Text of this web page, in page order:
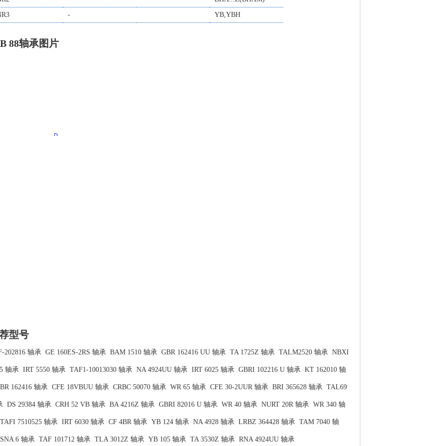
- YB,YBH
88轴承图片
型号
202816 轴承 GE 160ES-2RS 轴承 BAM 1510 轴承 GBR 162416 UU 轴承 TA 1725Z 轴承 TALM2520 轴承 NBXI
轴承 IRT 5550 轴承 TAF1-10013030 轴承 NA 4924UU 轴承 IRT 6025 轴承 GBRI 102216 U 轴承 KT 162010 轴
BR 162416 轴承 CFE 18VBUU 轴承 CRBC 50070 轴承 WR 65 轴承 CFE 30-2UUR 轴承 BRI 365628 轴承 TAL69
DS 29384 轴承 CRH 52 VB 轴承 BA 4216Z 轴承 GBRI 82016 U 轴承 WR 40 轴承 NURT 20R 轴承 WR 340 轴
TAFI 7510525 轴承 IRT 6030 轴承 CF 4BR 轴承 YB 124 轴承 NA 4928 轴承 LRBZ 364428 轴承 TAM 7040 轴
SNA 6 轴承 TAF 101712 轴承 TLA 3012Z 轴承 YB 105 轴承 TA 3530Z 轴承 RNA 4924UU 轴承